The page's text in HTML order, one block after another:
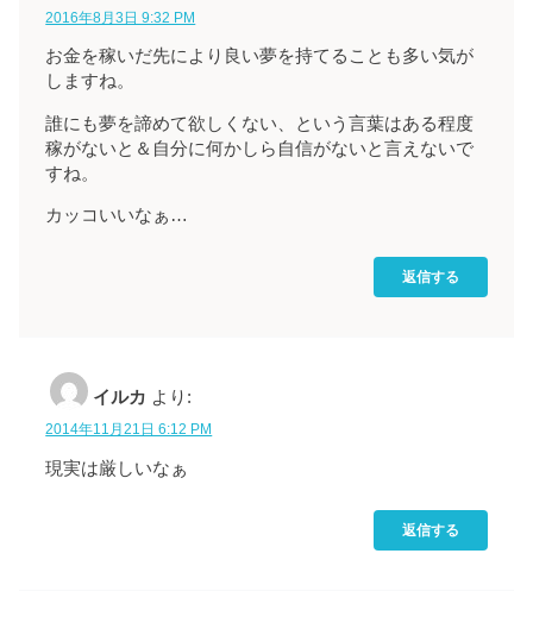
2016年8月3日 9:32 PM
お金を稼いだ先により良い夢を持てることも多い気が
しますね。
誰にも夢を諦めて欲しくない、という言葉はある程度
稼がないと＆自分に何かしら自信がないと言えないで
すね。
カッコいいなぁ…
返信する
イルカ より:
2014年11月21日 6:12 PM
現実は厳しいなぁ
返信する